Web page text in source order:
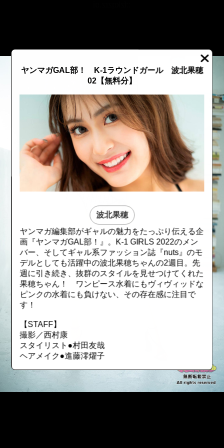
ヤンマガGAL部！ K-1ラウンドガール 波北果穂
02【無料分】
波北果穂
ヤンマガ編集部がギャルの魅力をたっぷり伝える企
画『ヤンマガGAL部！』。K-1 GIRLS 2022のメン
バー、そしてギャル系ファッション誌『nuts』のモ
デルとしても活躍中の波北果穂ちゃんの2週目。先
週に引き続き、抜群のスタイルを見せつけてくれた
果穂ちゃん！ ワンピース水着にもヴィヴィッドな
ピンクの水着にも負けない、その存在感に注目で
す！
【STAFF】
撮影／西村康
スタイリスト●村田友哉
ヘアメイク●進藤澪燿子
::fzkqzrz.oi